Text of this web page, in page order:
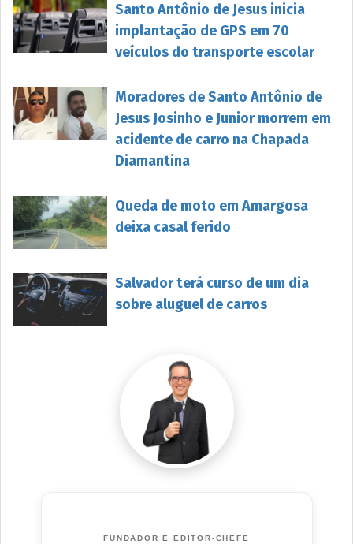
Santo Antônio de Jesus inicia
implantação de GPS em 70
veículos do transporte escolar
Moradores de Santo Antônio de
Jesus Josinho e Junior morrem em
acidente de carro na Chapada
Diamantina
Queda de moto em Amargosa
deixa casal ferido
Salvador terá curso de um dia
sobre aluguel de carros
FUNDADOR E EDITOR-CHEFE